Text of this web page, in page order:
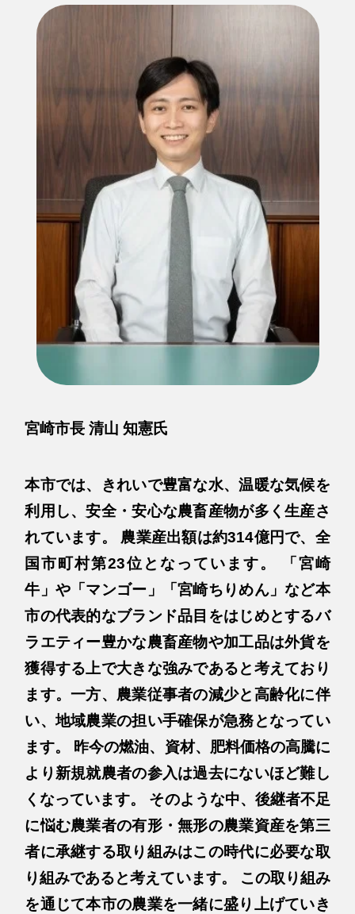
宮崎市長 清山 知憲氏
本市では、きれいで豊富な水、温暖な気候を
利用し、安全・安心な農畜産物が多く生産さ
れています。 農業産出額は約314億円で、全
国市町村第23位となっています。 「宮崎
牛」や「マンゴー」「宮崎ちりめん」など本
市の代表的なブランド品目をはじめとするバ
ラエティー豊かな農畜産物や加工品は外貨を
獲得する上で大きな強みであると考えており
ます。一方、農業従事者の減少と高齢化に伴
い、地域農業の担い手確保が急務となってい
ます。 昨今の燃油、資材、肥料価格の高騰に
より新規就農者の参入は過去にないほど難し
くなっています。 そのような中、後継者不足
に悩む農業者の有形・無形の農業資産を第三
者に承継する取り組みはこの時代に必要な取
り組みであると考えています。 この取り組み
を通じて本市の農業を一緒に盛り上げていき